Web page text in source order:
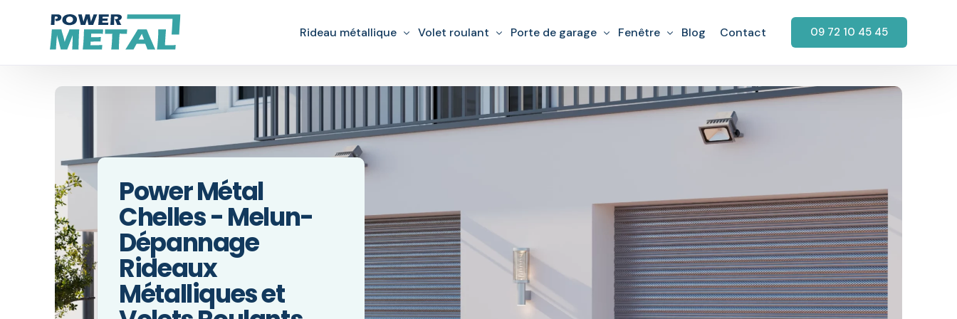
Rideau métallique
Réparation rideau métallique
Déblocage rideau métallique
Dépannage rideau métallique
Installation rideau métallique
Volet roulant
Réparation volet roulant
motorisation volet roulant
Porte de garage
Motorisation porte de garage
Fenêtre
Réparation Fenêtre
Entretien Fenêtre
Blog Contact 09 72 10 45 45
Power Métal
Chelles - Melun-
Dépannage
Rideaux
Métalliques et